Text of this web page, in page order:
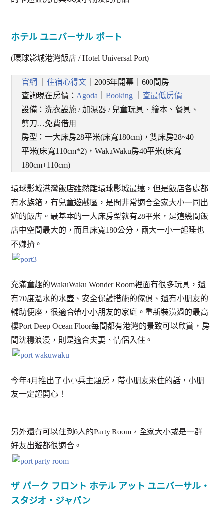
ホテル ユニバーサル ポート
(環球影城港灣飯店 / Hotel Universal Port)
官網 ｜住宿心得文 ｜2005年開幕｜600間房
查詢現在房價： Agoda ｜Booking
查最低房價
設備：洗衣設施 / 加濕器 / 兒童玩具、繪本、餐具、
剪刀…免費借用
房型：一大床房28平米(床寬180cm)，雙床房28~40
平米(床寬110cm*2)，WakuWaku房40平米(床寬
180cm+110cm)
環球影城港灣飯店雖然離環球影城最遠，但是飯店各處都
有水族箱，有兒童遊戲區，是間非常適合全家大小一同出
遊的飯店。最基本的一大床房型就有28平米，是這幾間飯
店中空間最大的，而且床寬180公分，兩大一小一起睡也
不嫌擠。
充滿童趣的WakuWaku Wonder Room裡面有很多玩具，還
有70度溫水的水壺、安全保護措施的傢俱、還有小朋友的
輔助便座，很適合帶小小朋友的家庭。重新裝潢過的最高
樓Port Deep Ocean Floor每間都有港灣的景致可以欣賞，房
間沈穩浪漫，則是適合夫妻、情侶入住。
今年4月推出了小小兵主題房，帶小朋友來住的話，小朋
友一定超開心！
另外還有可以住到6人的Party Room，全家大小或是一群
好友出遊都很適合。
ザ パーク フロント ホテル アット ユニバーサル・
スタジオ・ジャパン